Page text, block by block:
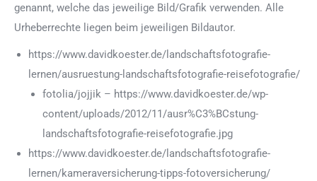
genannt, welche das jeweilige Bild/Grafik verwenden. Alle
Urheberrechte liegen beim jeweiligen Bildautor.
https://www.davidkoester.de/landschaftsfotografie-
lernen/ausruestung-landschaftsfotografie-reisefotografie/
fotolia/jojjik – https://www.davidkoester.de/wp-
content/uploads/2012/11/ausr%C3%BCstung-
landschaftsfotografie-reisefotografie.jpg
https://www.davidkoester.de/landschaftsfotografie-
lernen/kameraversicherung-tipps-fotoversicherung/